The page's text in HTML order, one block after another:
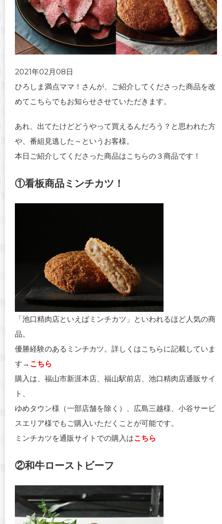
2021年02月08日
ひろしま満点ママ！さんが、ご紹介してくださった商品を改
めてこちらでもお知らせさせていただきます。
あれ、出てたけどどうやって買えるんだろう？と思われた方
や、番組見逃した～というお客様。
本日ご紹介してくださった商品はこちらの３商品です！
①看板商品ミンチカツ！
「池口精肉店といえばミンチカツ」といわれるほど人気の商
品。
優勝経験のあるミンチカツ。詳しくはこちらに記載していま
す→ こちら
購入は、福山市新涯本店、福山駅前店、池口精肉店通販サイ
ト、
ゆめタウン様（一部店舗を除く）、広島三越様、小谷サービ
スエリア様でもご購入いただくことが可能です。
ミンチカツを通販サイトでの購入はこちら
②和牛ローストビーフ